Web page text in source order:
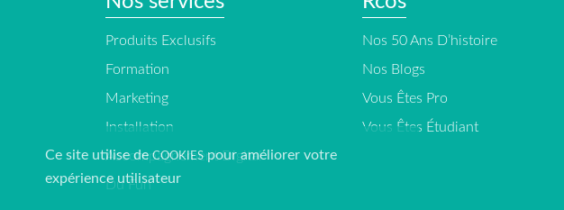
Ce site utilise deCOOKIESpour améliorer votre
expérience utilisateur
Produits Exclusifs
Formation
Marketing
Installation
Accompagnement Digital
Du Fun
Nos 50 Ans D’histoire
Nos Blogs
Vous Êtes Pro
Vous Êtes Étudiant